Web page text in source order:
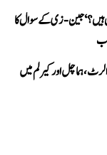
ہیں؟‘ جین-زی کے سوال کا
ہماچل اور کیرلم میں